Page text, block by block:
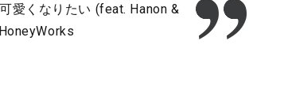
愛くなりたい (feat. Hanon &